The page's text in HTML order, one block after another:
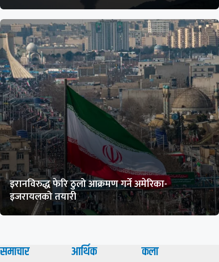
इरानविरुद्ध फेरि ठुलो आक्रमण गर्ने अमेरिका-
इजरायलको तयारी
समाचार आर्थिक कला